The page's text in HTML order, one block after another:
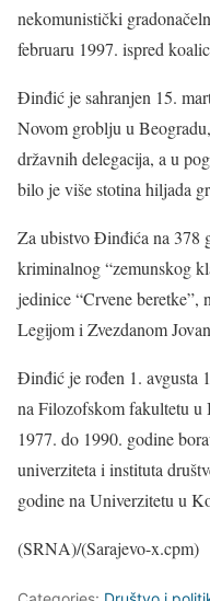
nekomunistički
februaru 1997. ispred
Đinđić je sahranjen 15.
Novom groblju u
državnih delegacija, a u
bilo je više stotina hiljada
Za ubistvo Đinđića na 378
kriminalnog “zemunskog
jedinice “Crvene
Legijom i Zvezdanom
Đinđić je rođen 1. avgusta
na Filozofskom fakultetu u
1977. do 1990. godine
univerziteta i instituta
godine na Univerzitetu u
(SRNA)/(Sarajevo-x.cpm)